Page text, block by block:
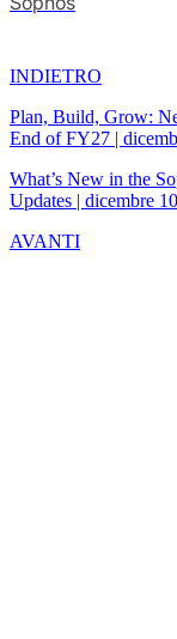
INDIETRO
Plan, Build, Grow:
End of FY27 |
What’s New in the
Updates | dicembre
AVANTI